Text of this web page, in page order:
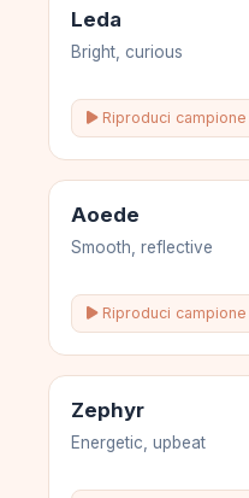
Leda
Bright, curious
Riproduci campione
Aoede
Smooth, reflective
Riproduci campione
Zephyr
Energetic, upbeat